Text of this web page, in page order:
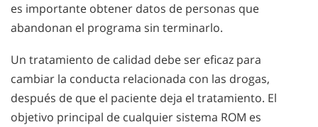
es importante obtener datos de personas que
abandonan el programa sin terminarlo.
Un tratamiento de calidad debe ser eficaz para
cambiar la conducta relacionada con las drogas,
después de que el paciente deja el tratamiento. El
objetivo principal de cualquier sistema ROM es